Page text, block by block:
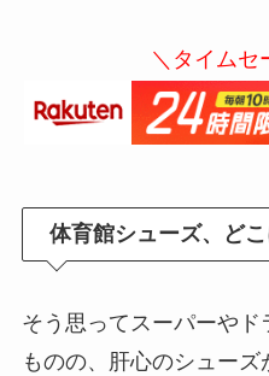
＼タイムセ
体育館シューズ、ど
そう思ってスーパーや
ものの、肝心のシュー